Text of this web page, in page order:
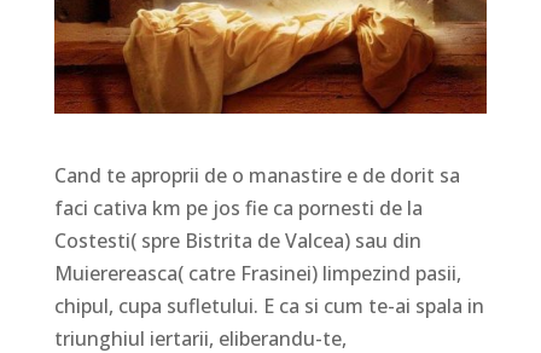
Cand te aproprii de o manastire e de dorit sa
faci cativa km pe jos fie ca pornesti de la
Costesti( spre Bistrita de Valcea) sau din
Muierereasca( catre Frasinei) limpezind pasii,
chipul, cupa sufletului. E ca si cum te-ai spala in
triunghiul iertarii, eliberandu-te,